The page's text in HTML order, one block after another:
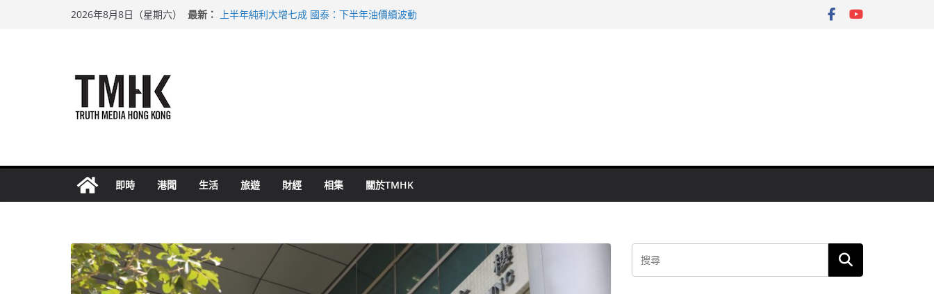
2026年8月8日（星期六） 最新：
上半年純利大增七成 國泰：下半年油價續波動
即時 港聞 生活 旅遊 財經 相集 關於TMHK